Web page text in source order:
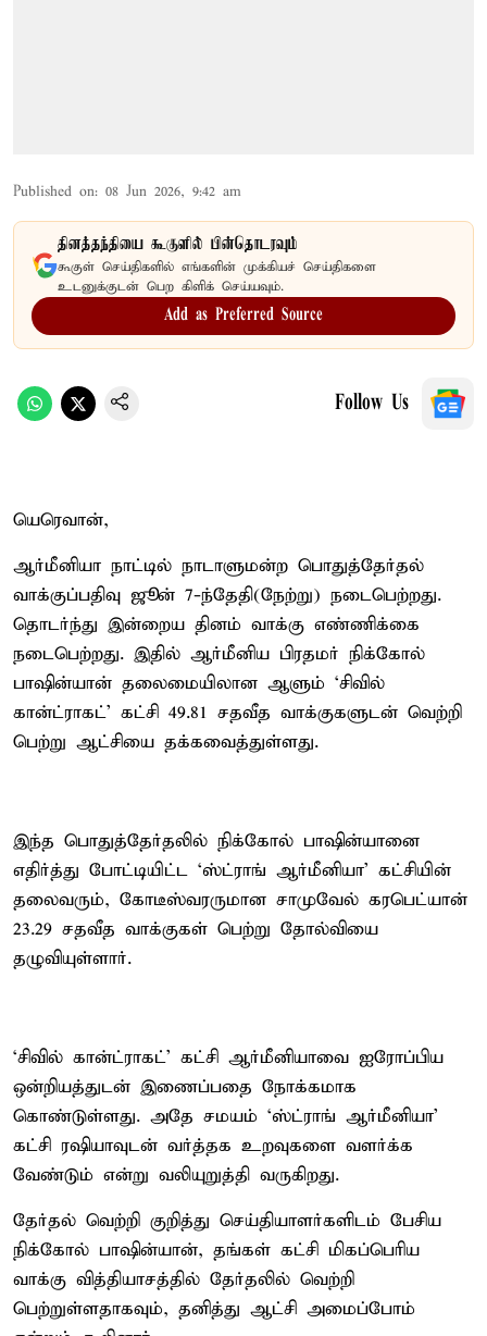
Published on: 08 Jun 2026, 9:42 am
தினத்தந்தியை கூகுளில் பின்தொடரவும்
கூகுள் செய்திகளில் எங்களின் முக்கியச் செய்திகளை
உடனுக்குடன் பெற கிளிக் செய்யவும்.
Add as Preferred Source
Follow Us
யெரெவான்,
ஆர்மீனியா நாட்டில் நாடாளுமன்ற பொதுத்தேர்தல்
வாக்குப்பதிவு ஜூன் 7-ந்தேதி(நேற்று) நடைபெற்றது.
தொடர்ந்து இன்றைய தினம் வாக்கு எண்ணிக்கை
நடைபெற்றது. இதில் ஆர்மீனிய பிரதமர் நிக்கோல்
பாஷின்யான் தலைமையிலான ஆளும் ‘சிவில்
கான்ட்ராகட்’ கட்சி 49.81 சதவீத வாக்குகளுடன் வெற்றி
பெற்று ஆட்சியை தக்கவைத்துள்ளது.
இந்த பொதுத்தேர்தலில் நிக்கோல் பாஷின்யானை
எதிர்த்து போட்டியிட்ட ‘ஸ்ட்ராங் ஆர்மீனியா’ கட்சியின்
தலைவரும், கோடீஸ்வரருமான சாமுவேல் கரபெட்யான்
23.29 சதவீத வாக்குகள் பெற்று தோல்வியை
தழுவியுள்ளார்.
‘சிவில் கான்ட்ராகட்’ கட்சி ஆர்மீனியாவை ஐரோப்பிய
ஒன்றியத்துடன் இணைப்பதை நோக்கமாக
கொண்டுள்ளது. அதே சமயம் ‘ஸ்ட்ராங் ஆர்மீனியா'
கட்சி ரஷியாவுடன் வர்த்தக உறவுகளை வளர்க்க
வேண்டும் என்று வலியுறுத்தி வருகிறது.
தேர்தல் வெற்றி குறித்து செய்தியாளர்களிடம் பேசிய
நிக்கோல் பாஷின்யான், தங்கள் கட்சி மிகப்பெரிய
வாக்கு வித்தியாசத்தில் தேர்தலில் வெற்றி
பெற்றுள்ளதாகவும், தனித்து ஆட்சி அமைப்போம்